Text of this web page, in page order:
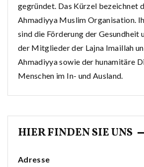
gegründet. Das Kürzel bezeichnet
Ahmadiyya Muslim Organisation.
sind die Förderung der Gesundheit
der Mitglieder der Lajna Imaillah
Ahmadiyya sowie der hunamitäre
Menschen im In- und Ausland.
HIER FINDEN SIE UNS
Adresse